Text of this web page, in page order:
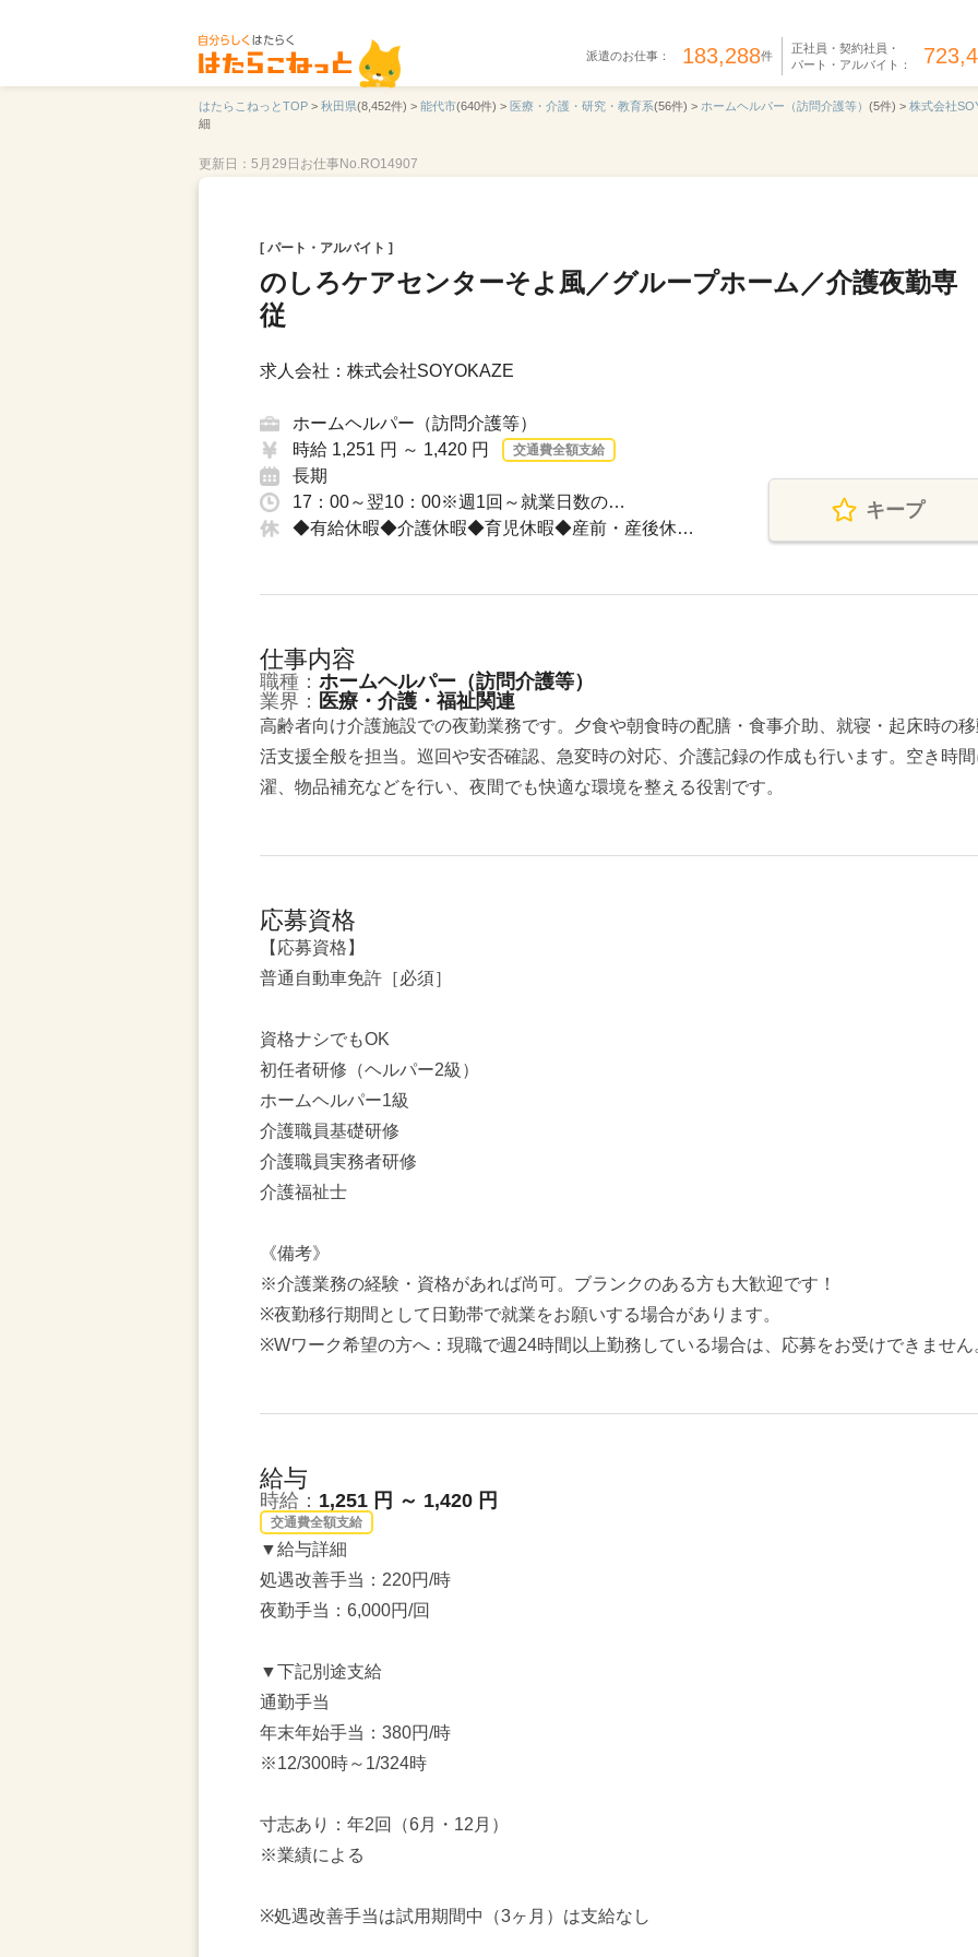
派遣のお仕事： 183,288件
正社員・契約社員・
パート・アルバイト：
はたらこねっとTOP > 秋田県(8,452件) > 能代市(640件) > 医療・介護・研究・教育系(56件) > ホームヘルパー（訪問介護等） (5件) > 株式会社
細
更新日：5月29日 お仕事No.RO14907
[ パート・アルバイト ]
のしろケアセンターそよ風／グループホーム／介護夜勤専
従
求人会社：株式会社SOYOKAZE
ホームヘルパー（訪問介護等）
時給 1,251 円 ～ 1,420 円
交通費全額支給
長期
17：00～翌10：00※週1回～就業日数の…
◆有給休暇◆介護休暇◆育児休暇◆産前・産後休…
キープ
仕事内容
職種： ホームヘルパー（訪問介護等）
業界： 医療・介護・福祉関連
高齢者向け介護施設での夜勤業務です。夕食や朝食時の配膳・食事介助、就寝・起床時の
活支援全般を担当。巡回や安否確認、急変時の対応、介護記録の作成も行います。空き時
濯、物品補充などを行い、夜間でも快適な環境を整える役割です。
応募資格
【応募資格】
普通自動車免許［必須］
資格ナシでもOK
初任者研修（ヘルパー2級）
ホームヘルパー1級
介護職員基礎研修
介護職員実務者研修
介護福祉士
《備考》
※介護業務の経験・資格があれば尚可。ブランクのある方も大歓迎です！
※夜勤移行期間として日勤帯で就業をお願いする場合があります。
※Wワーク希望の方へ：現職で週24時間以上勤務している場合は、応募をお受けできません
給与
時給： 1,251 円 ～ 1,420 円
交通費全額支給
▼給与詳細
処遇改善手当：220円/時
夜勤手当：6,000円/回
▼下記別途支給
通勤手当
年末年始手当：380円/時
※12/300時～1/324時
寸志あり：年2回（6月・12月）
※業績による
※処遇改善手当は試用期間中（3ヶ月）は支給なし